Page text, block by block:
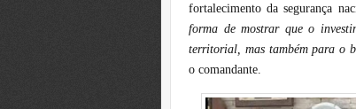
fortalecimento da segurança
forma de mostrar que o
territorial, mas também para o
o comandante.